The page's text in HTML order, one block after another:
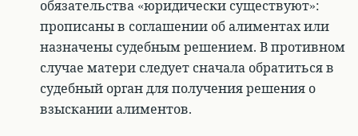
обязательства «юридически существуют»:
прописаны в соглашении об алиментах или
назначены судебным решением. В противном
случае матери следует сначала обратиться в
судебный орган для получения решения о
взыскании алиментов.